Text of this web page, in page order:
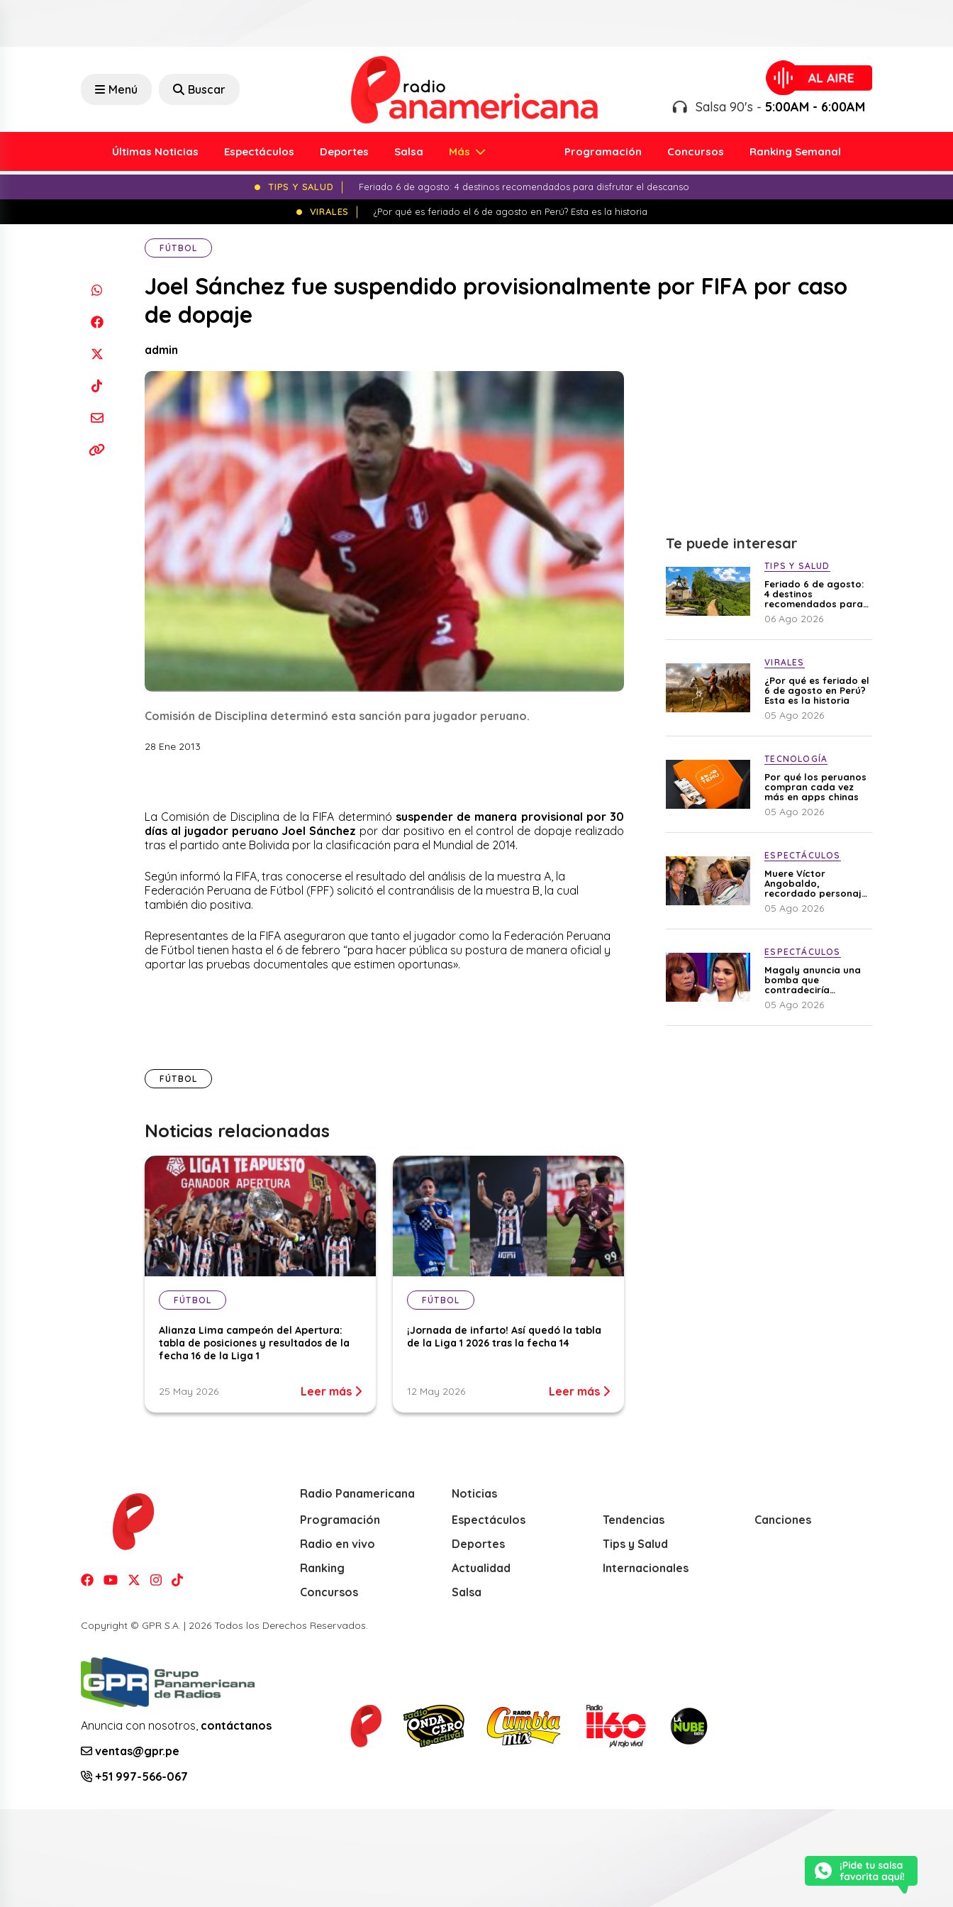
Menú Buscar
Salsa 90's - 5:00AM - 6:00AM
Últimas Noticias Espectáculos Deportes Salsa Más Programación Concursos Ranking Semanal
TIPS Y SALUD Feriado 6 de agosto: 4 destinos recomendados para disfrutar el descanso
VIRALES ¿Por qué es feriado el 6 de agosto en Perú? Esta es la historia
FÚTBOL
Joel Sánchez fue suspendido provisionalmente por FIFA por caso
de dopaje
admin
Comisión de Disciplina determinó esta sanción para jugador peruano.
28 Ene 2013
La Comisión de Disciplina de la FIFA determinó suspender de manera provisional por 30
días al jugador peruano Joel Sánchez por dar positivo en el control de dopaje realizado
tras el partido ante Bolivida por la clasificación para el Mundial de 2014.
Según informó la FIFA, tras conocerse el resultado del análisis de la muestra A, la
Federación Peruana de Fútbol (FPF) solicitó el contranálisis de la muestra B, la cual
también dio positiva.
Representantes de la FIFA aseguraron que tanto el jugador como la Federación Peruana
de Fútbol tienen hasta el 6 de febrero “para hacer pública su postura de manera oficial y
aportar las pruebas documentales que estimen oportunas».
FÚTBOL
Noticias relacionadas
FÚTBOL
Alianza Lima campeón del Apertura:
tabla de posiciones y resultados de la
fecha 16 de la Liga 1
25 May 2026 Leer más
FÚTBOL
¡Jornada de infarto! Así quedó la tabla
de la Liga 1 2026 tras la fecha 14
12 May 2026 Leer más
Te puede interesar
TIPS Y SALUD
Feriado 6 de agosto:
4 destinos
recomendados para
disfrutar el descanso
06 Ago 2026
VIRALES
¿Por qué es feriado el
6 de agosto en Perú?
Esta es la historia
05 Ago 2026
TECNOLOGÍA
Por qué los peruanos
compran cada vez
más en apps chinas
05 Ago 2026
ESPECTÁCULOS
Muere Víctor
Angobaldo,
recordado personaje
de la farándula y
expareja de Shirley
05 Ago 2026
ESPECTÁCULOS
Magaly anuncia una
bomba que
contradeciría
comunicado de La
Bella Luz: “Hay un
05 Ago 2026
Radio Panamericana
Programación
Radio en vivo
Ranking
Concursos
Noticias
Espectáculos
Deportes
Actualidad
Salsa
Tendencias
Tips y Salud
Internacionales
Canciones
Copyright © GPR S.A. | 2026 Todos los Derechos Reservados.
Anuncia con nosotros, contáctanos
ventas@gpr.pe
+51 997-566-067